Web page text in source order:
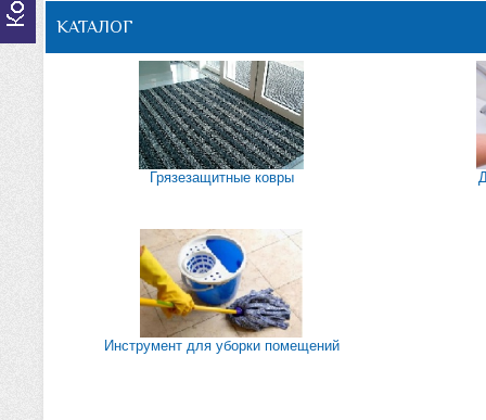
КАТАЛОГ
Грязезащитные ковры
Инструмент для уборки помещений